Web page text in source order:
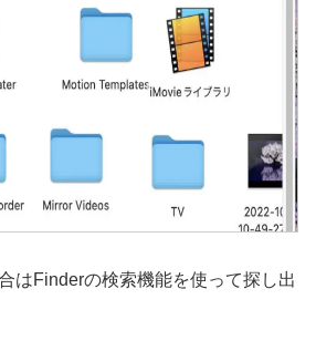
はFinderの検索機能を使って探し出